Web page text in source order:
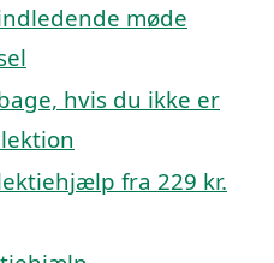
møde
hvis du ikke er
fra 229 kr.